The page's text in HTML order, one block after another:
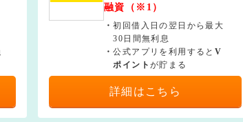
融資（※1）
・初回借入日の翌日から最大
30日間無利息
・公式アプリを利用すると V
ポイントが貯まる
詳細はこちら